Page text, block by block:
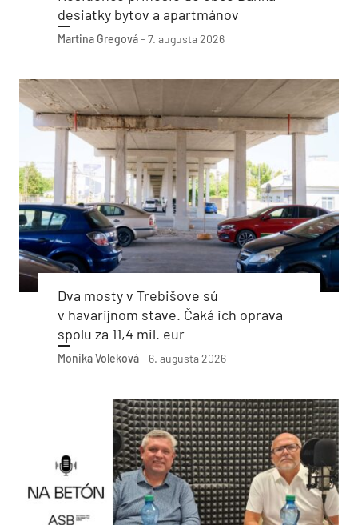
desiatky bytov a apartmánov
Martina Gregová- 7. augusta 2026
Dva mosty v Trebišove sú
v havarijnom stave. Čaká ich oprava
spolu za 11,4 mil. eur
Monika Voleková- 6. augusta 2026